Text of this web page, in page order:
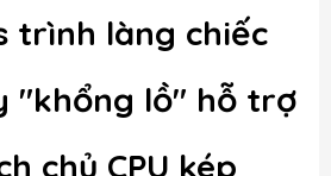
trình làng chiếc
"khổng lồ" hỗ trợ
chủ CPU kép